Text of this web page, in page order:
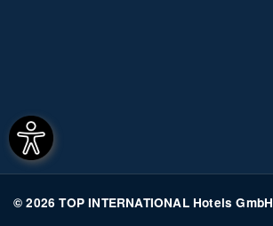
© 2026 TOP INTERNATIONAL Hotels GmbH